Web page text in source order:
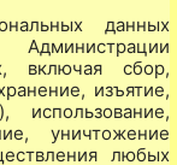
данных
включая сбор,
изъятие,
использование,
уничтожение
любых